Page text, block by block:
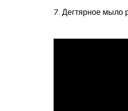
Дегтярное мыло